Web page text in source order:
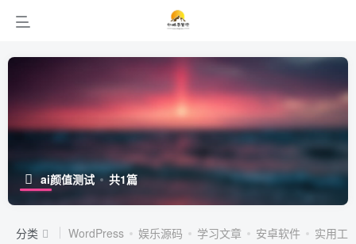
ai颜值测试 共1篇
分类 WordPress 娱乐源码 学习文章 安卓软件
实用工